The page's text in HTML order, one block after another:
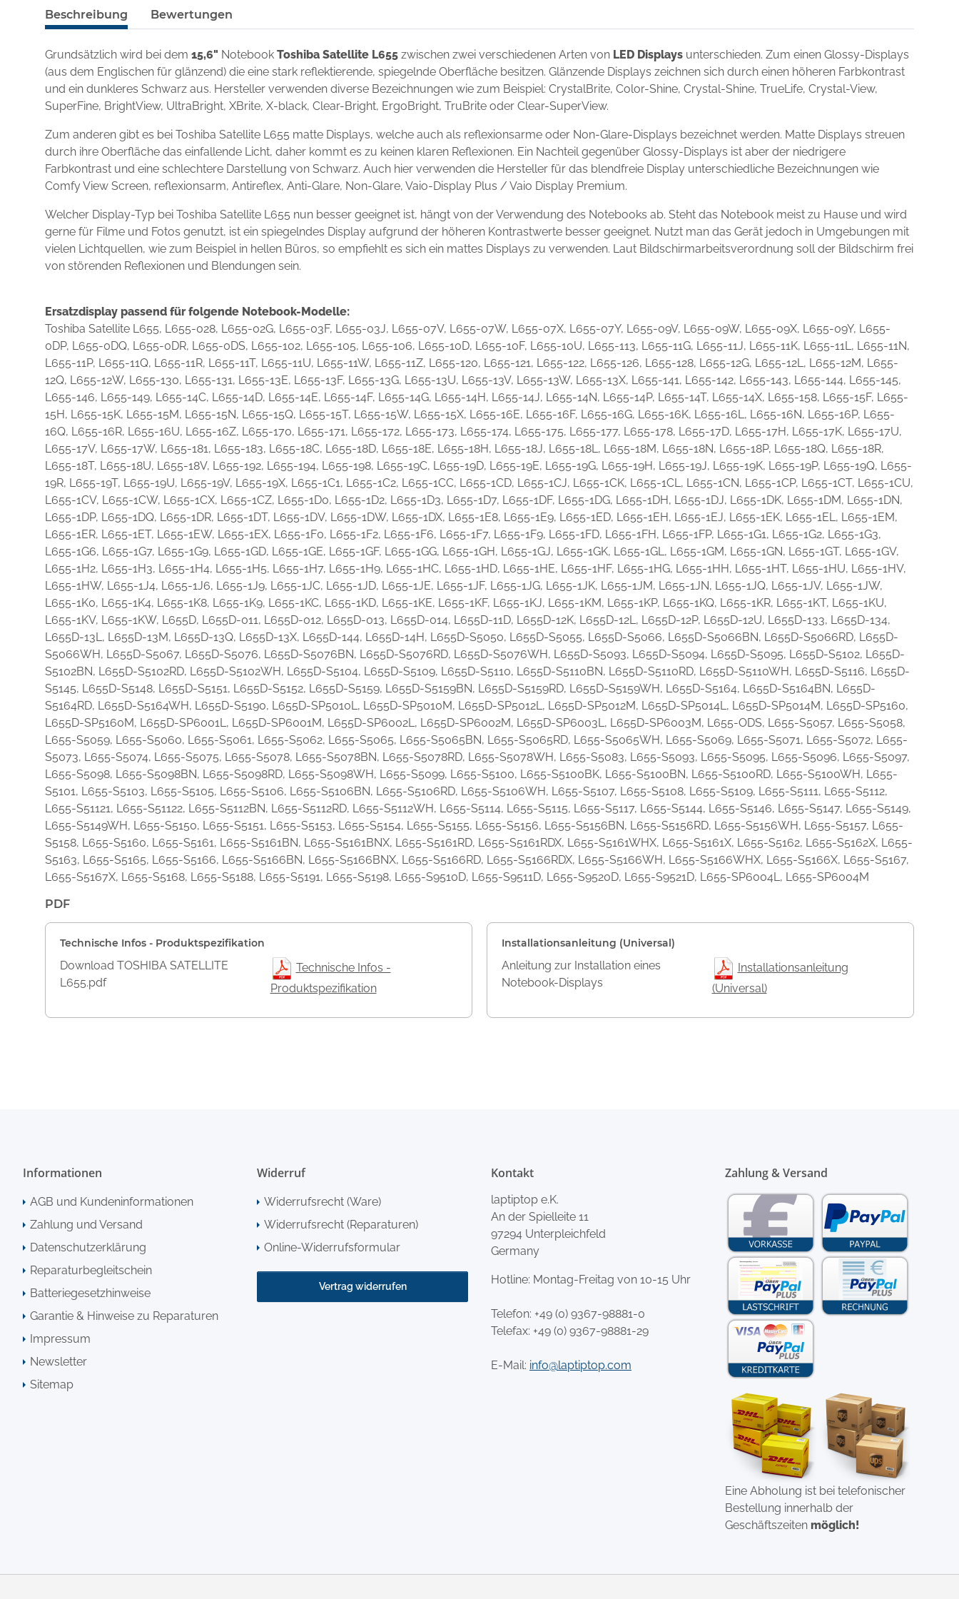
Beschreibung Bewertungen
Grundsätzlich wird bei dem 15,6" Notebook Toshiba Satellite L655 zwischen zwei verschiedenen Arten von LED Displays unterschieden. Zum einen Glossy-Displays
(aus dem Englischen für glänzend) die eine stark reflektierende, spiegelnde Oberfläche besitzen. Glänzende Displays zeichnen sich durch einen höheren Farbkontrast
und ein dunkleres Schwarz aus. Hersteller verwenden diverse Bezeichnungen wie zum Beispiel: CrystalBrite, Color-Shine, Crystal-Shine, TrueLife, Crystal-View,
SuperFine, BrightView, UltraBright, XBrite, X-black, Clear-Bright, ErgoBright, TruBrite oder Clear-SuperView.
Zum anderen gibt es bei Toshiba Satellite L655 matte Displays, welche auch als reflexionsarme oder Non-Glare-Displays bezeichnet werden. Matte Displays streuen
durch ihre Oberfläche das einfallende Licht, daher kommt es zu keinen klaren Reflexionen. Ein Nachteil gegenüber Glossy-Displays ist aber der niedrigere
Farbkontrast und eine schlechtere Darstellung von Schwarz. Auch hier verwenden die Hersteller für das blendfreie Display unterschiedliche Bezeichnungen wie
Comfy View Screen, reflexionsarm, Antireflex, Anti-Glare, Non-Glare, Vaio-Display Plus / Vaio Display Premium.
Welcher Display-Typ bei Toshiba Satellite L655 nun besser geeignet ist, hängt von der Verwendung des Notebooks ab. Steht das Notebook meist zu Hause und wird
gerne für Filme und Fotos genutzt, ist ein spiegelndes Display aufgrund der höheren Kontrastwerte besser geeignet. Nutzt man das Gerät jedoch in Umgebungen mit
vielen Lichtquellen, wie zum Beispiel in hellen Büros, so empfiehlt es sich ein mattes Displays zu verwenden. Laut Bildschirmarbeitsverordnung soll der Bildschirm frei
von störenden Reflexionen und Blendungen sein.
Ersatzdisplay passend für folgende Notebook-Modelle:
Toshiba Satellite L655, L655-028, L655-02G, L655-03F, L655-03J, L655-07V, L655-07W, L655-07X, L655-07Y, L655-09V, L655-09W, L655-09X, L655-09Y, L655-
0DP, L655-0DQ, L655-0DR, L655-0DS, L655-102, L655-105, L655-106, L655-10D, L655-10F, L655-10U, L655-113, L655-11G, L655-11J, L655-11K, L655-11L, L655-11N,
L655-11P, L655-11Q, L655-11R, L655-11T, L655-11U, L655-11W, L655-11Z, L655-120, L655-121, L655-122, L655-126, L655-128, L655-12G, L655-12L, L655-12M, L655-
12Q, L655-12W, L655-130, L655-131, L655-13E, L655-13F, L655-13G, L655-13U, L655-13V, L655-13W, L655-13X, L655-141, L655-142, L655-143, L655-144, L655-145,
L655-146, L655-149, L655-14C, L655-14D, L655-14E, L655-14F, L655-14G, L655-14H, L655-14J, L655-14N, L655-14P, L655-14T, L655-14X, L655-158, L655-15F, L655-
15H, L655-15K, L655-15M, L655-15N, L655-15Q, L655-15T, L655-15W, L655-15X, L655-16E, L655-16F, L655-16G, L655-16K, L655-16L, L655-16N, L655-16P, L655-
16Q, L655-16R, L655-16U, L655-16Z, L655-170, L655-171, L655-172, L655-173, L655-174, L655-175, L655-177, L655-178, L655-17D, L655-17H, L655-17K, L655-17U,
L655-17V, L655-17W, L655-181, L655-183, L655-18C, L655-18D, L655-18E, L655-18H, L655-18J, L655-18L, L655-18M, L655-18N, L655-18P, L655-18Q, L655-18R,
L655-18T, L655-18U, L655-18V, L655-192, L655-194, L655-198, L655-19C, L655-19D, L655-19E, L655-19G, L655-19H, L655-19J, L655-19K, L655-19P, L655-19Q, L655-
19R, L655-19T, L655-19U, L655-19V, L655-19X, L655-1C1, L655-1C2, L655-1CC, L655-1CD, L655-1CJ, L655-1CK, L655-1CL, L655-1CN, L655-1CP, L655-1CT, L655-1CU,
L655-1CV, L655-1CW, L655-1CX, L655-1CZ, L655-1D0, L655-1D2, L655-1D3, L655-1D7, L655-1DF, L655-1DG, L655-1DH, L655-1DJ, L655-1DK, L655-1DM, L655-1DN,
L655-1DP, L655-1DQ, L655-1DR, L655-1DT, L655-1DV, L655-1DW, L655-1DX, L655-1E8, L655-1E9, L655-1ED, L655-1EH, L655-1EJ, L655-1EK, L655-1EL, L655-1EM,
L655-1ER, L655-1ET, L655-1EW, L655-1EX, L655-1F0, L655-1F2, L655-1F6, L655-1F7, L655-1F9, L655-1FD, L655-1FH, L655-1FP, L655-1G1, L655-1G2, L655-1G3,
L655-1G6, L655-1G7, L655-1G9, L655-1GD, L655-1GE, L655-1GF, L655-1GG, L655-1GH, L655-1GJ, L655-1GK, L655-1GL, L655-1GM, L655-1GN, L655-1GT, L655-1GV,
L655-1H2, L655-1H3, L655-1H4, L655-1H5, L655-1H7, L655-1H9, L655-1HC, L655-1HD, L655-1HE, L655-1HF, L655-1HG, L655-1HH, L655-1HT, L655-1HU, L655-1HV,
L655-1HW, L655-1J4, L655-1J6, L655-1J9, L655-1JC, L655-1JD, L655-1JE, L655-1JF, L655-1JG, L655-1JK, L655-1JM, L655-1JN, L655-1JQ, L655-1JV, L655-1JW,
L655-1K0, L655-1K4, L655-1K8, L655-1K9, L655-1KC, L655-1KD, L655-1KE, L655-1KF, L655-1KJ, L655-1KM, L655-1KP, L655-1KQ, L655-1KR, L655-1KT, L655-1KU,
L655-1KV, L655-1KW, L655D, L655D-011, L655D-012, L655D-013, L655D-014, L655D-11D, L655D-12K, L655D-12L, L655D-12P, L655D-12U, L655D-133, L655D-134,
L655D-13L, L655D-13M, L655D-13Q, L655D-13X, L655D-144, L655D-14H, L655D-S5050, L655D-S5055, L655D-S5066, L655D-S5066BN, L655D-S5066RD, L655D-
S5066WH, L655D-S5067, L655D-S5076, L655D-S5076BN, L655D-S5076RD, L655D-S5076WH, L655D-S5093, L655D-S5094, L655D-S5095, L655D-S5102, L655D-
S5102BN, L655D-S5102RD, L655D-S5102WH, L655D-S5104, L655D-S5109, L655D-S5110, L655D-S5110BN, L655D-S5110RD, L655D-S5110WH, L655D-S5116, L655D-
S5145, L655D-S5148, L655D-S5151, L655D-S5152, L655D-S5159, L655D-S5159BN, L655D-S5159RD, L655D-S5159WH, L655D-S5164, L655D-S5164BN, L655D-
S5164RD, L655D-S5164WH, L655D-S5190, L655D-SP5010L, L655D-SP5010M, L655D-SP5012L, L655D-SP5012M, L655D-SP5014L, L655D-SP5014M, L655D-SP5160,
L655D-SP5160M, L655D-SP6001L, L655D-SP6001M, L655D-SP6002L, L655D-SP6002M, L655D-SP6003L, L655D-SP6003M, L655-ODS, L655-S5057, L655-S5058,
L655-S5059, L655-S5060, L655-S5061, L655-S5062, L655-S5065, L655-S5065BN, L655-S5065RD, L655-S5065WH, L655-S5069, L655-S5071, L655-S5072, L655-
S5073, L655-S5074, L655-S5075, L655-S5078, L655-S5078BN, L655-S5078RD, L655-S5078WH, L655-S5083, L655-S5093, L655-S5095, L655-S5096, L655-S5097,
L655-S5098, L655-S5098BN, L655-S5098RD, L655-S5098WH, L655-S5099, L655-S5100, L655-S5100BK, L655-S5100BN, L655-S5100RD, L655-S5100WH, L655-
S5101, L655-S5103, L655-S5105, L655-S5106, L655-S5106BN, L655-S5106RD, L655-S5106WH, L655-S5107, L655-S5108, L655-S5109, L655-S5111, L655-S5112,
L655-S51121, L655-S51122, L655-S5112BN, L655-S5112RD, L655-S5112WH, L655-S5114, L655-S5115, L655-S5117, L655-S5144, L655-S5146, L655-S5147, L655-S5149,
L655-S5149WH, L655-S5150, L655-S5151, L655-S5153, L655-S5154, L655-S5155, L655-S5156, L655-S5156BN, L655-S5156RD, L655-S5156WH, L655-S5157, L655-
S5158, L655-S5160, L655-S5161, L655-S5161BN, L655-S5161BNX, L655-S5161RD, L655-S5161RDX, L655-S5161WHX, L655-S5161X, L655-S5162, L655-S5162X, L655-
S5163, L655-S5165, L655-S5166, L655-S5166BN, L655-S5166BNX, L655-S5166RD, L655-S5166RDX, L655-S5166WH, L655-S5166WHX, L655-S5166X, L655-S5167,
L655-S5167X, L655-S5168, L655-S5188, L655-S5191, L655-S5198, L655-S9510D, L655-S9511D, L655-S9520D, L655-S9521D, L655-SP6004L, L655-SP6004M
PDF
Technische Infos - Produktspezifikation
Download TOSHIBA SATELLITE
L655.pdf
Technische Infos -
Produktspezifikation
Installationsanleitung (Universal)
Anleitung zur Installation eines
Notebook-Displays
Installationsanleitung
(Universal)
Informationen
AGB und Kundeninformationen
Zahlung und Versand
Datenschutzerklärung
Reparaturbegleitschein
Batteriegesetzhinweise
Garantie & Hinweise zu Reparaturen
Impressum
Newsletter
Sitemap
Widerruf
Widerrufsrecht (Ware)
Widerrufsrecht (Reparaturen)
Online-Widerrufsformular
Vertrag widerrufen
Kontakt
laptiptop e.K.
An der Spielleite 11
97294 Unterpleichfeld
Germany
Hotline: Montag-Freitag von 10-15 Uhr
Telefon: +49 (0) 9367-98881-0
Telefax: +49 (0) 9367-98881-29
E-Mail: info@laptiptop.com
Zahlung & Versand
Eine Abholung ist bei telefonischer
Bestellung innerhalb der
Geschäftszeiten möglich!